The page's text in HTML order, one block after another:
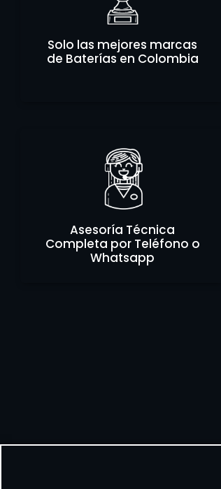
Solo las mejores marcas
de Baterías en Colombia
Asesoría Técnica
Completa por Teléfono o
Whatsapp